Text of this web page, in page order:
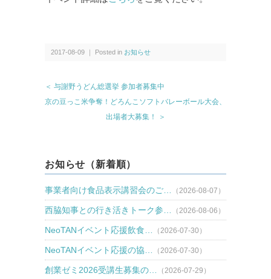
2017-08-09 ｜ Posted in お知らせ
＜ 与謝野うどん総選挙 参加者募集中
京の豆っこ米争奪！どろんこソフトバレーボール大会、
出場者大募集！ ＞
お知らせ（新着順）
事業者向け食品表示講習会のご… （2026-08-07）
西脇知事との行き活きトーク参… （2026-08-06）
NeoTANイベント応援飲食… （2026-07-30）
NeoTANイベント応援の協… （2026-07-30）
創業ゼミ2026受講生募集の… （2026-07-29）